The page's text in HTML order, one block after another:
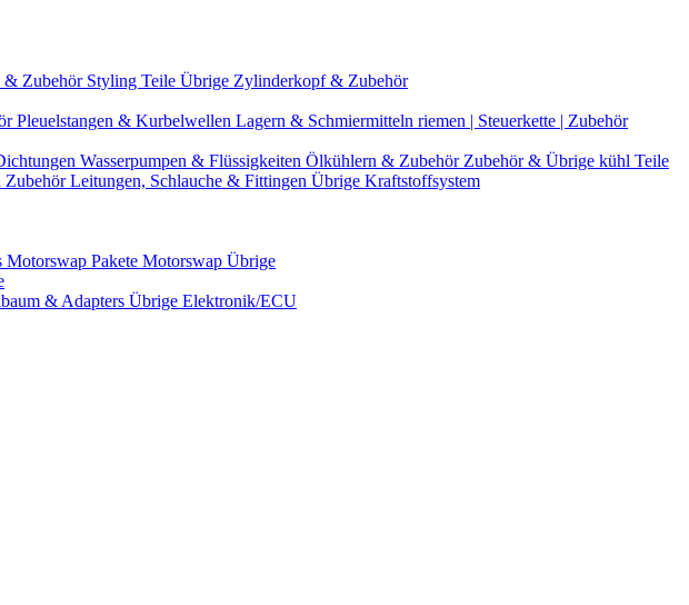
& Zubehör Styling Teile Übrige Zylinderkopf & Zubehör
Pleuelstangen & Kurbelwellen Lagern & Schmiermitteln riemen | Steuerkette | Zubehör
Wasserpumpen & Flüssigkeiten Ölkühlern & Zubehör Zubehör & Übrige kühl Teile
ZubehörLeitungen, Schlauche & Fittingen Übrige Kraftstoffsystem
Motorswap Pakete Motorswap Übrige
& Adapters Übrige Elektronik/ECU